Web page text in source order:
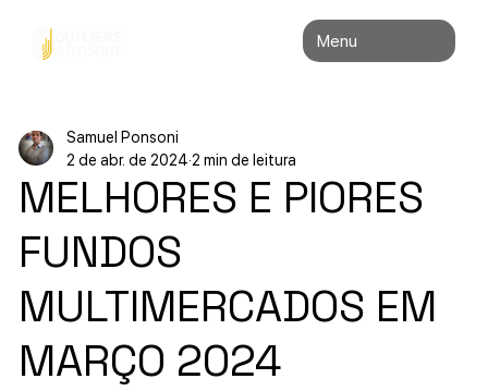
Menu
MELHORES E PIORES
FUNDOS
MULTIMERCADOS EM
MARÇO 2024
Samuel Ponsoni
2 de abr. de 2024 2 min de leitura